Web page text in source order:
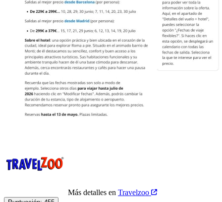
Más detalles en Travelzoo